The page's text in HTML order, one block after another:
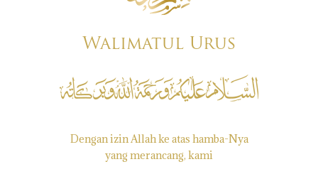
Walimatul Urus
Dengan izin Allah ke atas hamba-Nya
yang merancang, kami